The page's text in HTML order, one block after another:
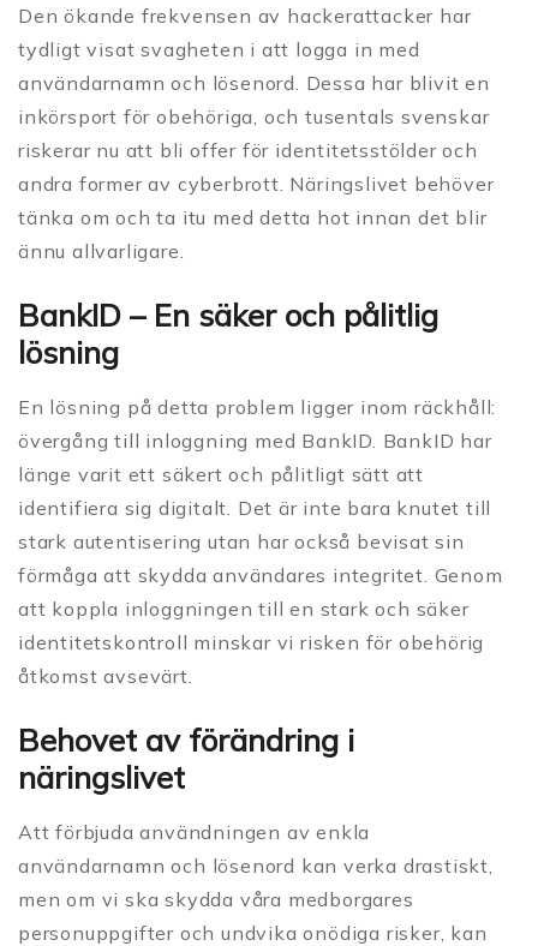
Den ökande frekvensen av hackerattacker har
tydligt visat svagheten i att logga in med
användarnamn och lösenord. Dessa har blivit en
inkörsport för obehöriga, och tusentals svenskar
riskerar nu att bli offer för identitetsstölder och
andra former av cyberbrott. Näringslivet behöver
tänka om och ta itu med detta hot innan det blir
ännu allvarligare.
BankID – En säker och pålitlig
lösning
En lösning på detta problem ligger inom räckhåll:
övergång till inloggning med BankID. BankID har
länge varit ett säkert och pålitligt sätt att
identifiera sig digitalt. Det är inte bara knutet till
stark autentisering utan har också bevisat sin
förmåga att skydda användares integritet. Genom
att koppla inloggningen till en stark och säker
identitetskontroll minskar vi risken för obehörig
åtkomst avsevärt.
Behovet av förändring i
näringslivet
Att förbjuda användningen av enkla
användarnamn och lösenord kan verka drastiskt,
men om vi ska skydda våra medborgares
personuppgifter och undvika onödiga risker, kan